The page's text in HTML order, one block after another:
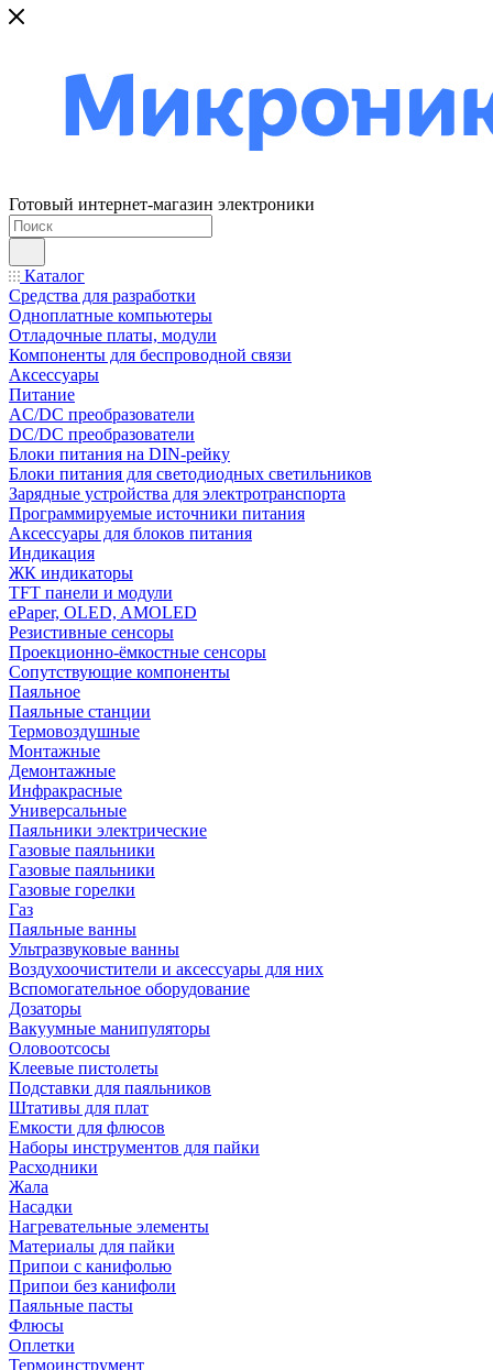
Готовый интернет-магазин электроники
Каталог
Средства для разработки
Одноплатные компьютеры
Отладочные платы, модули
Компоненты для беспроводной связи
Аксессуары
Питание
AC/DC преобразователи
DC/DC преобразователи
Блоки питания на DIN-рейку
Блоки питания для светодиодных светильников
Зарядные устройства для электротранспорта
Программируемые источники питания
Аксессуары для блоков питания
Индикация
ЖК индикаторы
TFT панели и модули
ePaper, OLED, AMOLED
Резистивные сенсоры
Проекционно-ёмкостные сенсоры
Сопутствующие компоненты
Паяльное
Паяльные станции
Термовоздушные
Монтажные
Демонтажные
Инфракрасные
Универсальные
Паяльники электрические
Газовые паяльники
Газовые паяльники
Газовые горелки
Газ
Паяльные ванны
Ультразвуковые ванны
Воздухоочистители и аксессуары для них
Вспомогательное оборудование
Дозаторы
Вакуумные манипуляторы
Оловоотсосы
Клеевые пистолеты
Подставки для паяльников
Штативы для плат
Емкости для флюсов
Наборы инструментов для пайки
Расходники
Жала
Насадки
Нагревательные элементы
Материалы для пайки
Припои с канифолью
Припои без канифоли
Паяльные пасты
Флюсы
Оплетки
Термоинструмент